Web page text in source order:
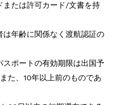
または許可カード/文書を持
は年齢に関係なく渡航認証の
スポートの有効期限は出国予
た、10年以上前のものであ